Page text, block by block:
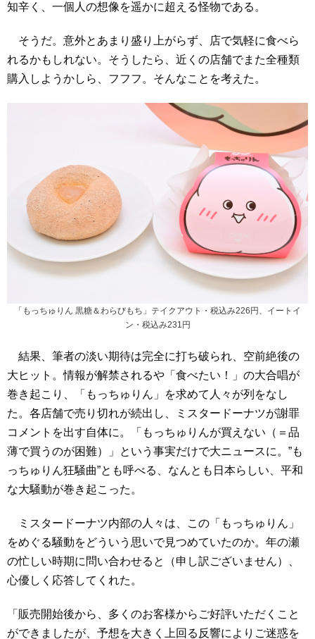
知辛く、一個人の想像を遥かに超える怪物である。
そうだ。意外とあまり盛り上がらず、店で気軽に食べら
れるかもしれない。そうしたら、近くの店舗でまた全種類
購入しようかしら、フフフ。そんなことを考えた。
「もっちゅりん 黒糖＆わらびもち」テイクアウト・税込み226円、イートイ
ン・税込み231円
結果、筆者の淡い期待は完全に打ち破られ、空前絶後の
大ヒット。情報が解禁されるや「食べたい！」の大合唱が
巻き起こり、「もっちゅりん」を求めて人々が列をなし
た。各店舗で売り切れが続出し、ミスタードーナツが謝罪
コメントを出す自体に。「もっちゅりんが買えない（＝品
薄で買うのが困難）」という事実だけで大ニュースに。”も
っちゅりん狂騒曲”とも呼べる、なんとも日本らしい、平和
な大騒動が巻き起こった。
ミスタードーナツ内部の人々は、この「もっちゅりん」
をめぐる騒動をどういう思いで見つめていたのか。年の瀬
の忙しい時期に問い合わせると（申し訳ございません）、
心優しく応答してくれた。
「販売開始後から、多くのお客様からご好評いただくこと
ができましたが、予想を大きく上回る反響によりご迷惑を